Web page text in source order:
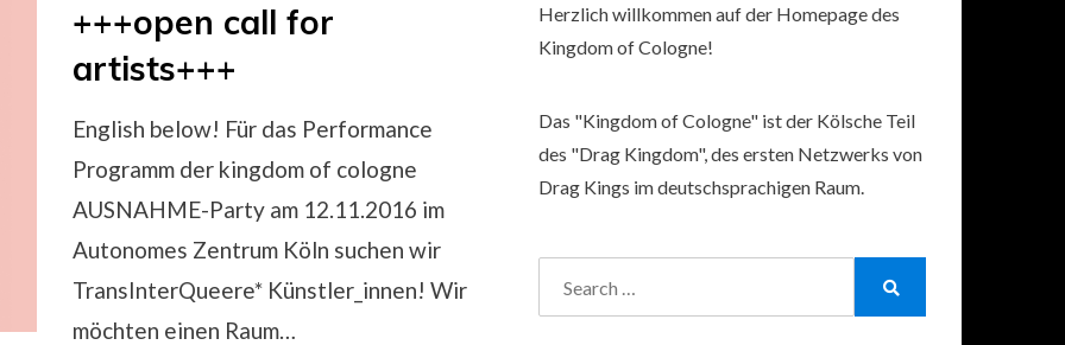
by kingdomofcologne
PostedFebruar 24, 2016
Uncategorized
+++open call for
artists+++
English below! Für das Performance
Programm der kingdom of cologne
AUSNAHME-Party am 12.11.2016 im
Autonomes Zentrum Köln suchen wir
TransInterQueere* Künstler_innen! Wir
möchten einen Raum…
Herzlich willkommen auf der Homepage des
Kingdom of Cologne!
Das "Kingdom of Cologne" ist der Kölsche Teil
des "Drag Kingdom", des ersten Netzwerks von
Drag Kings im deutschsprachigen Raum.